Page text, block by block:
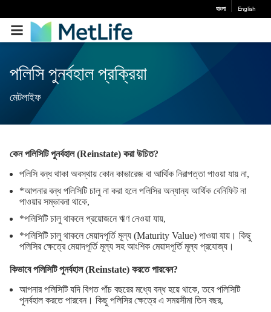
পলিসি পুনর্বহাল প্রক্রিয়া
মেটলাইফ
কেন পলিসিটি পুনর্বহাল (Reinstate) করা উচিত?
পলিসি বন্ধ থাকা অবস্থায় কোন কাভারেজ বা আর্থিক নিরাপত্তা পাওয়া যায় না,
*আপনার বন্ধ পলিসিটি চালু না করা হলে পলিসির অন্যান্য আর্থিক বেনিফিট না
পাওয়ার সম্ভাবনা থাকে,
*পলিসিটি চালু থাকলে প্রয়োজনে ঋণ নেওয়া যায়,
*পলিসিটি চালু থাকলে মেয়াদপূর্তি মূল্য (Maturity Value) পাওয়া যায়। কিছু
পলিসির ক্ষেত্রে মেয়াদপূর্তি মূল্য সহ আংশিক মেয়াদপূর্তি মূল্য প্রযোজ্য।
কিভাবে পলিসিটি পুনর্বহাল (Reinstate) করতে পারবেন?
আপনার পলিসিটি যদি বিগত পাঁচ বছরের মধ্যে বন্ধ হয়ে থাকে, তবে পলিসিটি
পুনর্বহাল করতে পারবেন। কিছু পলিসির ক্ষেত্রে এ সময়সীমা তিন বছর,
বাংলা English